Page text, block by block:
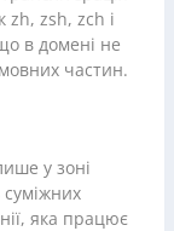
zh, zsh, zch і
в домені не
частин.
у зоні
суміжних
яка працює